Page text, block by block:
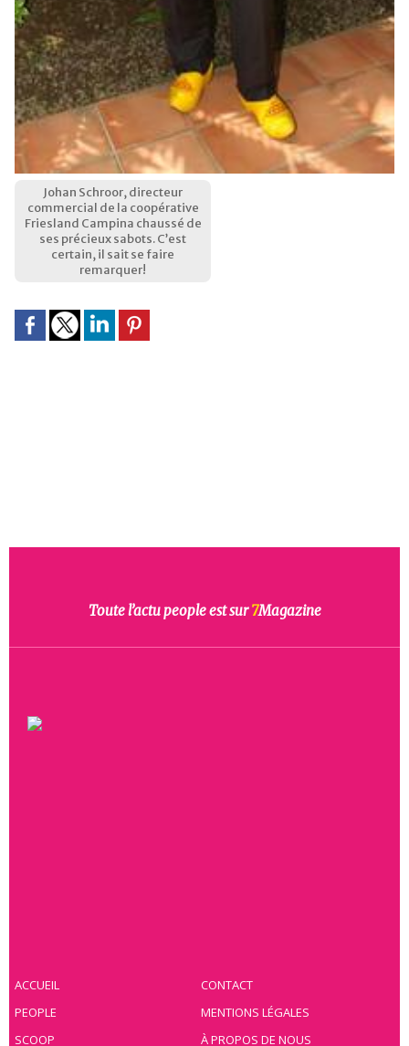
Johan Schroor, directeur
commercial de la coopérative
Friesland Campina chaussé de
ses précieux sabots. C’est
certain, il sait se faire
remarquer!
Toute l’actu people est sur7Magazine
ACCUEIL
PEOPLE
SCOOP
CONTACT
MENTIONS LÉGALES
À PROPOS DE NOUS